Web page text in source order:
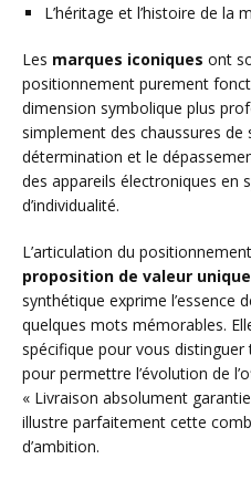
L’héritage et l’histoire de la
Les marques iconiques ont
positionnement purement
dimension symbolique plus
simplement des chaussures de
détermination et le
des appareils électroniques en
d’individualité.
L’articulation du
proposition de valeur unique
synthétique exprime l’essence
quelques mots mémorables.
spécifique pour vous
pour permettre l’évolution de
« Livraison absolument
illustre parfaitement cette
d’ambition.